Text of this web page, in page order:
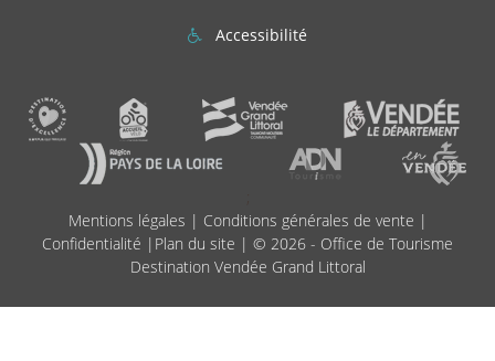
Accessibilité
Mentions légales | Conditions générales de vente |
Confidentialité | Plan du site | © 2026 - Office de Tourisme
Destination Vendée Grand Littoral